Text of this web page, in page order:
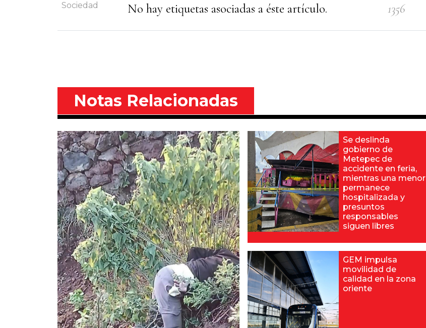
Sociedad
No hay etiquetas asociadas a éste artículo. 1356
Notas Relacionadas
Se deslinda
gobierno de
Metepec de
accidente en feria,
mientras una menor
permanece
hospitalizada y
presuntos
responsables
siguen libres
GEM impulsa
movilidad de
calidad en la zona
oriente